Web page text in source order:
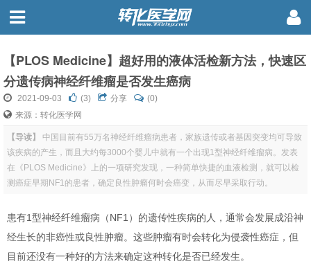
【PLOS Medicine】超好用的液体活检新方法，快速区
分遗传病神经纤维瘤是否发生癌病
2021-09-03 (3) 分享
(0)
来源：转化医学网
【导读】
中国目前有55万名神经纤维瘤病患者，家族遗传或者基因突变均可导致
该疾病的产生，而且大约每3000个婴儿中就有一个出现1型神经纤维瘤病。发表
在《PLOS Medicine》上的一项研究发现，一种简单快捷的血液检测，就可以检
测癌症早期NF1的患者，确定良性肿瘤何时会癌变，从而尽早采取行动。
患有1型神经纤维瘤病（NF1）的遗传性疾病的人，通常会发展成沿神
经生长的非癌性或良性肿瘤。这些肿瘤有时会转化为侵袭性癌症 ，但
目前还没有一种好的方法来确定这种转化是否已经发生。